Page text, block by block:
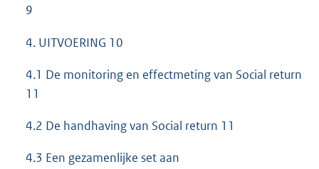
9
4. UITVOERING 10
4.1 De monitoring en effectmeting van Social return
11
4.2 De handhaving van Social return 11
4.3 Een gezamenlijke set aan